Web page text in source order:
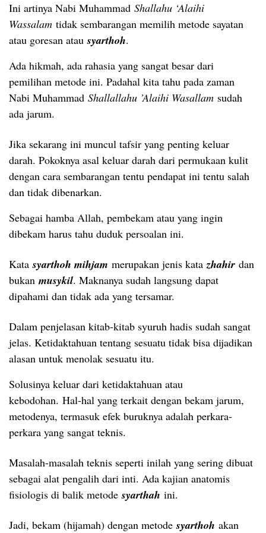
Ini artinya Nabi Muhammad Shallahu ‘Alaihi
Wassalam tidak sembarangan memilih metode sayatan
atau goresan atausyarthoh.
Ada hikmah, ada rahasia yang sangat besar dari
pemilihan metode ini. Padahal kita tahu pada zaman
Nabi Muhammad Shallallahu ’Alaihi Wasallam sudah
ada jarum.
Jika sekarang ini muncul tafsir yang penting keluar
darah. Pokoknya asal keluar darah dari permukaan kulit
dengan cara sembarangan tentu pendapat ini tentu salah
dan tidak dibenarkan.
Sebagai hamba Allah, pembekam atau yang ingin
dibekam harus tahu duduk persoalan ini.
Katasyarthoh mihjam merupakan jenis katazhahir dan
bukan musykil. Maknanya sudah langsung dapat
dipahami dan tidak ada yang tersamar.
Dalam penjelasan kitab-kitab syuruh hadis sudah sangat
jelas. Ketidaktahuan tentang sesuatu tidak bisa dijadikan
alasan untuk menolak sesuatu itu.
Solusinya keluar dari ketidaktahuan atau
kebodohan. Hal-hal yang terkait dengan bekam jarum,
metodenya, termasuk efek buruknya adalah perkara-
perkara yang sangat teknis.
Masalah-masalah teknis seperti inilah yang sering dibuat
sebagai alat pengalih dari inti. Ada kajian anatomis
fisiologis di balik metodesyarthah ini.
Jadi, bekam (hijamah) dengan metodesyarthoh akan